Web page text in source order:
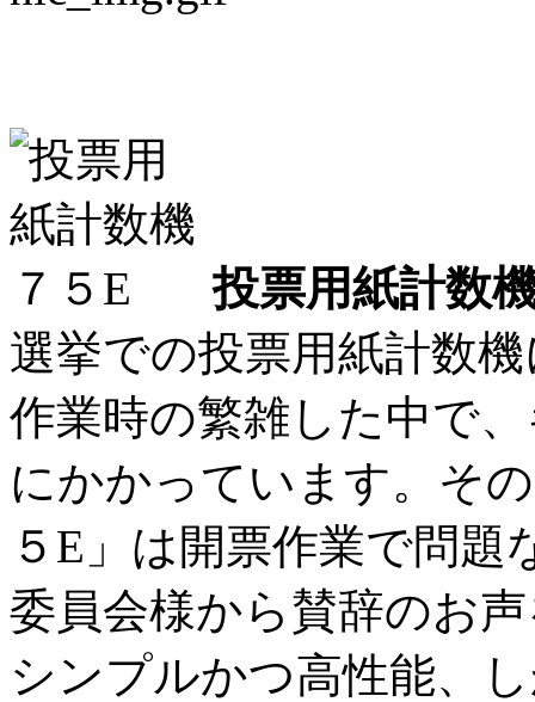
投票用紙計数
選挙での投票用紙計数
作業時の繁雑した中で
にかかっています。そ
５E」は開票作業で問
委員会様から賛辞のお
シンプルかつ高性能、